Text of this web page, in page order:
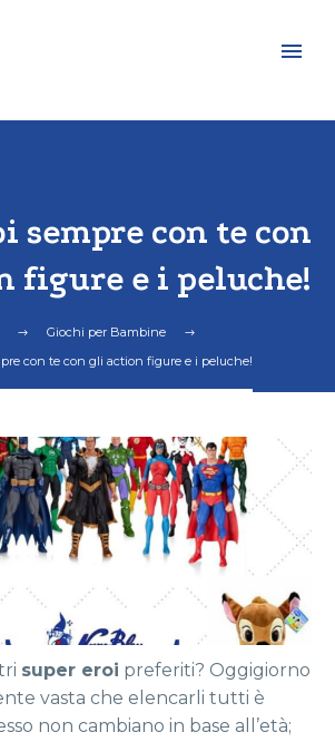
sempre con te con
figure e i peluche!
Giochi per Bambine
con te con gli action figure e i peluche!
super eroi preferiti? Oggigiorno
vasta che elencarli tutti è
non cambiano in base all’età;